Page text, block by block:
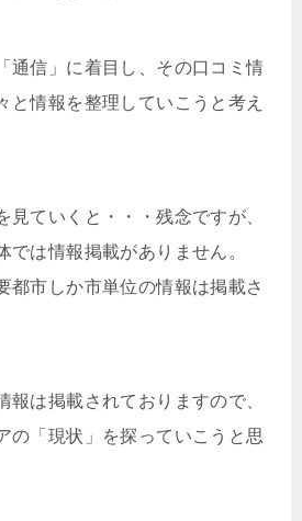
通信」に着目し、その口コミ情
と情報を整理していこうと考え
見ていくと・・・残念ですが、
では情報掲載がありません。
都市しか市単位の情報は掲載さ
報は掲載されておりますので、
の「現状」を探っていこうと思